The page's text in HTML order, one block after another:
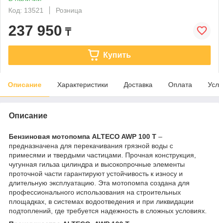
Код: 13521
Розница
237 950 ₸
Купить
Описание Характеристики Доставка Оплата
Описание
Бензиновая мотопомпа ALTECO AWP 100 T –
предназначена для перекачивания грязной воды с
примесями и твердыми частицами. Прочная конструкция,
чугунная гильза цилиндра и высокопрочные элементы
проточной части гарантируют устойчивость к износу и
длительную эксплуатацию. Эта мотопомпа создана для
профессионального использования на строительных
площадках, в системах водоотведения и при ликвидации
подтоплений, где требуется надежность в сложных условиях.